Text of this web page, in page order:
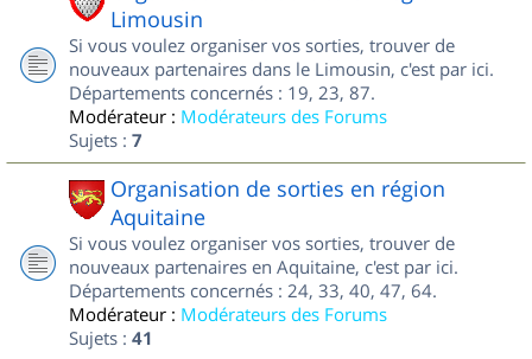
Limousin
Si vous voulez organiser vos sorties, trouver de
nouveaux partenaires dans le Limousin, c'est par ici.
Départements concernés : 19, 23, 87.
Modérateur : Modérateurs des Forums
Sujets : 7
Organisation de sorties en région
Aquitaine
Si vous voulez organiser vos sorties, trouver de
nouveaux partenaires en Aquitaine, c'est par ici.
Départements concernés : 24, 33, 40, 47, 64.
Modérateur : Modérateurs des Forums
Sujets : 41